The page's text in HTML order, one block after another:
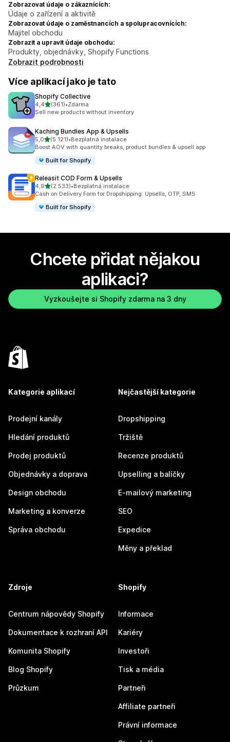
Zobrazovat údaje o zákaznících:
Údaje o zařízení a aktivitě
Zobrazovat údaje o zaměstnancích a spolupracovnících:
Majitel obchodu
Zobrazit a upravit údaje obchodu:
Produkty, objednávky, Shopify Functions
Zobrazit podrobnosti
Více aplikací jako je tato
Shopify Collective
4,4z 5 hvězd
(361)
Celkový počet recenzí: 361
•Zdarma
Sell new products without inventory
Kaching Bundles App & Upsells
5,0z 5 hvězd
(5 121)
Celkový počet recenzí: 5121
•Bezplatná instalace
Boost AOV with quantity breaks, product bundles & upsell app
Built for Shopify
Releasit COD Form & Upsells
4,9z 5 hvězd
(2 533)
Celkový počet recenzí: 2533
•Bezplatná instalace
Cash on Delivery Form for Dropshipping: Upsells, OTP, SMS
Built for Shopify
Chcete přidat nějakou
aplikaci?
Vyzkoušejte si Shopify zdarma na 3 dny
Kategorie aplikací
Prodejní kanály
Hledání produktů
Prodej produktů
Objednávky a doprava
Design obchodu
Marketing a konverze
Správa obchodu
Nejčastější kategorie
Dropshipping
Tržiště
Recenze produktů
Upselling a balíčky
E-mailový marketing
SEO
Expedice
Měny a překlad
Zdroje
Centrum nápovědy Shopify
Dokumentace k rozhraní API
Komunita Shopify
Blog Shopify
Průzkum
Shopify
Informace
Kariéry
Investoři
Tisk a média
Partneři
Affiliate partneři
Právní informace